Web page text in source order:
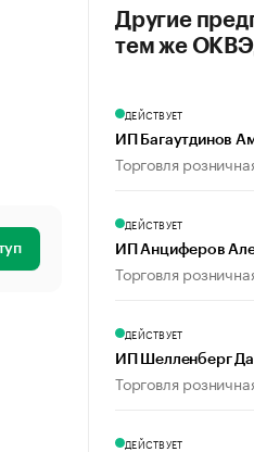
Другие
тем же
ДЕЙСТВУЕТ
ИП Багаутдинов
Торговля
ДЕЙСТВУЕТ
ИП Анциферов
Торговля
ДЕЙСТВУЕТ
ИП Шелленберг
Торговля
ДЕЙСТВУЕТ